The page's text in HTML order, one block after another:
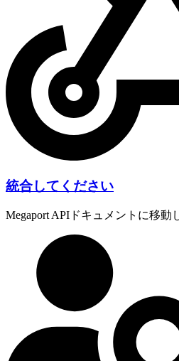
統合してください
Megaport APIドキュメントに移動